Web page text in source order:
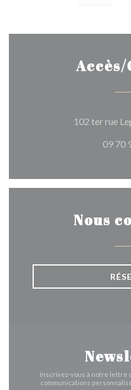
102 ter rue
09 70
Nous
Inscrivez-vous à notre lettre
communications